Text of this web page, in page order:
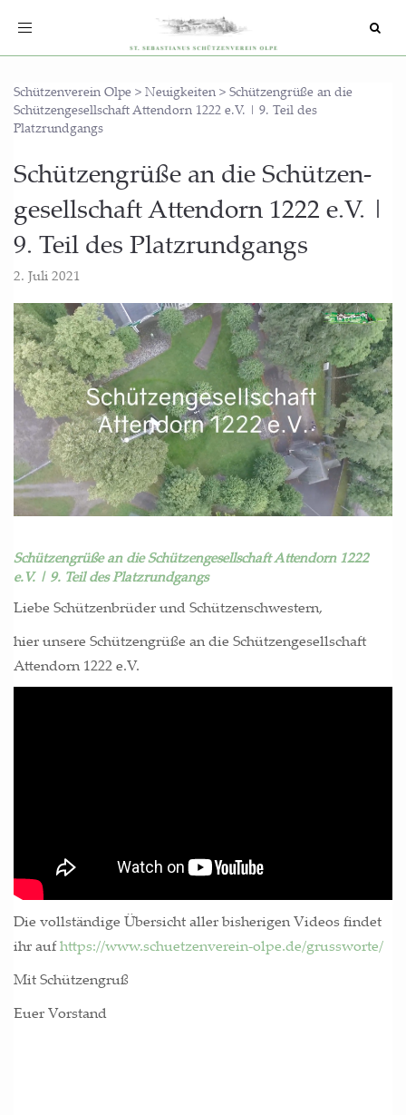
Toggle
Schützenverein Olpe > Neuigkeiten > Schützengrüße an die
Schützengesellschaft Attendorn 1222 e.V. | 9. Teil des
Platzrundgangs
Schüt­zen­grü­ße an die Schüt­zen­
ge­sell­schaft Atten­dorn 1222 e.V. |
9. Teil des Platzrundgangs
2. Juli 2021
Schützengrüße an die Schützengesellschaft Attendorn 1222
e.V. | 9. Teil des Platzrundgangs
Lie­be Schüt­zen­brü­der und Schützenschwestern,
hier unse­re Schüt­zen­grü­ße an die Schüt­zen­ge­sell­schaft
Atten­dorn 1222 e.V.
Die voll­stän­di­ge Über­sicht aller bis­he­ri­gen Vide­os fin­det
ihr aufhttps://www.schuetzenverein-olpe.de/grussworte/
Mit Schüt­zen­gruß
Euer Vor­stand